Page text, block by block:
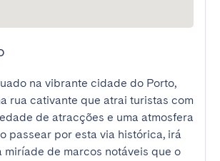
na vibrante cidade do Porto,
rua cativante que atrai turistas com
de atracções e uma atmosfera
passear por esta via histórica, irá
miríade de marcos notáveis que o